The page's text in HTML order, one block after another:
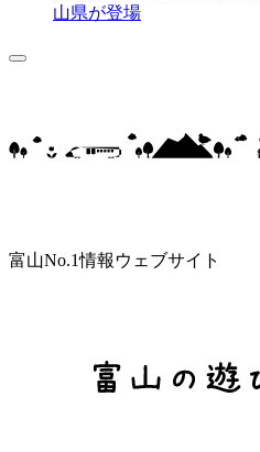
山県が登場
富山No.1情報ウェブサイト